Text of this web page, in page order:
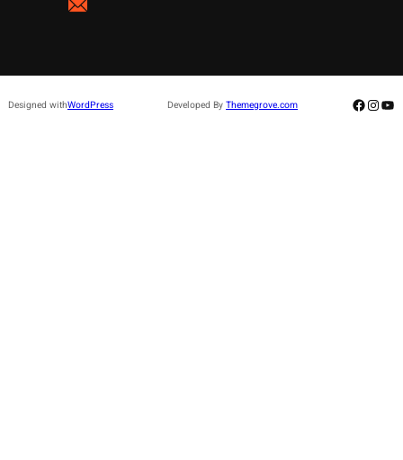
Designed withWordPress Developed By Themegrove.com